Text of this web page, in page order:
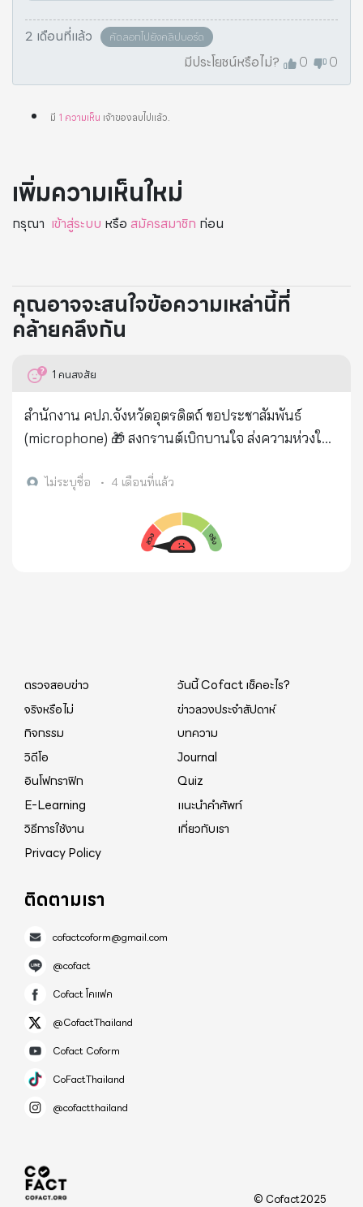
2 เดือนที่แล้ว คัดลอกไปยังคลิปบอร์ด
มีประโยชน์หรือไม่? 0 0
มี 1 ความเห็น เจ้าของลบไปแล้ว.
เพิ่มความเห็นใหม่
กรุณา เข้าสู่ระบบ หรือ สมัครสมาชิก ก่อน
คุณอาจจะสนใจข้อความเหล่านี้ที่
คล้ายคลึงกัน
1 คนสงสัย
สำนักงาน คปภ.จังหวัดอุตรดิตถ์ ขอประชาสัมพันธ์
(microphone) 🎁 สงกรานต์เบิกบานใจ ส่งความห่วงใย
และท่องเที่ยวในเทศกาลสงกรานต์ 2569 กับกรมธรรม์
คุณเลือกความคุ้มครองได้ตามใจ ชอบแบบไหน...เลือก
เลย! 👇 ✅ ทางเลือกที่ 1: "ฉบับละ 10 บาท" (แผนดั้งเดิม)
แค่หลักสิบ 🔹 คุ้มครองเสียชีวิตจากอุบัติเหตุ สูงสุด
250,000 บาท (สูงกว่า 2.5 เท่า!) 🔹 ค่ารักษาพยาบาล
จากอุบัติเหตุ 5,000 บาท 🏠 อย่าลืมบ้านของคุณ!
"ประกันภัยฝากบ้านเที่ยวอุ่นใจ" (ฉบับละ 10 บาท) ดูแล
บ้านจากไฟไหม้ ภัยธรรมชาติ และการลักทรัพย์ สูงสุด
30,000 บาท 🗓 คุ้มครองนาน: 30 วัน (นับจากวันที่ทำ
รายการ) 📍 เริ่มจำหน่าย: 31 มี.ค. 2569 - 30 มิ.ย. 2569
หมายเหตุ : การได้รับสิทธิ ให้เป็นไปตามเงื่อนไขที่บริษัท
ความคุ้มครองที่ใช่ ในราคาที่เข้าถึงได้ เพื่อตัวคุณและ
ภัย20บาท #ไมโครอินชัวรันส์ สายด่วน คปภ. 1186
ไม่ระบุชื่อ • 4 เดือนที่แล้ว
ตรวจสอบข่าว
วันนี้ Cofact เช็คอะไร?
จริงหรือไม่
ข่าวลวงประจำสัปดาห์
กิจกรรม
บทความ
วิดีโอ
Journal
อินโฟกราฟิก
Quiz
E-Learning
แนะนำคำศัพท์
วิธีการใช้งาน
เกี่ยวกับเรา
Privacy Policy
ติดตามเรา
cofactcoform@gmail.com
@cofact
Cofact โคแฟค
@CofactThailand
Cofact Coform
CoFactThailand
@cofactthailand
© Cofact2025